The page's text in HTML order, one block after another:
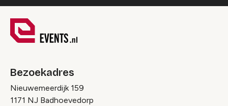
Bezoekadres
Nieuwemeerdijk 159
1171 NJ Badhoevedorp